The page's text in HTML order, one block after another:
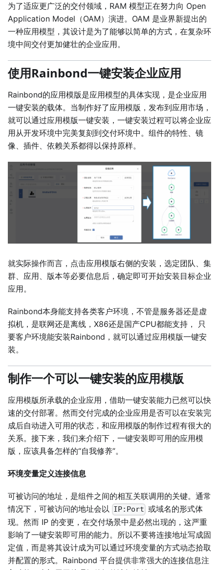
为了适应更广泛的交付领域，RAM 模型正在努力向 Open
Application Model（OAM）演进。OAM 是业界新提出的
一种应用模型，其设计是为了能够以简单的方式，在复杂环
境中间交付更加健壮的企业应用。
使用Rainbond一键安装企业应用
Rainbond的应用模版是应用模型的具体实现，是企业应用
一键安装的载体。当制作好了应用模版，发布到应用市场，
就可以通过应用模版一键安装，一键安装过程可以将企业应
用从开发环境中完美复刻到交付环境中。组件的特性、镜
像、插件、依赖关系都得以保持原样。
就实际操作而言，点击应用模版右侧的安装，选定团队、集
群、应用、版本等必要信息后，确定即可开始安装目标企业
应用。
Rainbond本身能支持各类客户环境，不管是服务器还是虚
拟机，是联网还是离线，X86还是国产CPU都能支持， 只
要客户环境能安装Rainbond，就可以通过应用模版一键安
装。
制作一个可以一键安装的应用模版
应用模版所承载的企业应用，借助一键安装能力已然可以快
速的交付部署。然而交付完成的企业应用是否可以在安装完
成后自动进入可用的状态，和应用模版的制作过程有很大的
关系。接下来，我们来介绍下，一键安装即可用的应用模
版，应该具备怎样的“自我修养”。
环境变量定义连接信息
可被访问的地址，是组件之间的相互关联调用的关键。通常
情况下，可被访问的地址会以 IP:Port 或域名的形式体
现。然而 IP 的变更，在交付场景中是必然出现的，这严重
影响了一键安装即可用的能力。所以不要将连接地址写成固
定值，而是将其设计成为可以通过环境变量的方式动态拾取
并配置的形式。Rainbond 平台提供非常强大的连接信息注